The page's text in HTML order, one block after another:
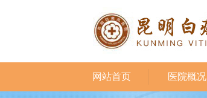
网站首页 医院概况